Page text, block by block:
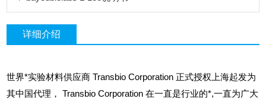
详细介绍
世界*实验材料供应商 Transbio Corporation 正式授权上海起发为
其中国代理， Transbio Corporation 在一直是行业的*,一直为广大